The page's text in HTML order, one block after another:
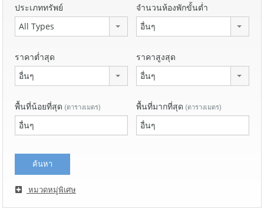
ประเภททรัพย์
All Types
จำนวนห้องพักขั้นต่ำ
อื่นๆ
ราคาต่ำสุด
อื่นๆ
ราคาสูงสุด
อื่นๆ
พื้นที่น้อยที่สุด (ตารางเมตร) พื้นที่มากที่สุด (ตารางเมตร)
หมวดหมู่พิเศษ